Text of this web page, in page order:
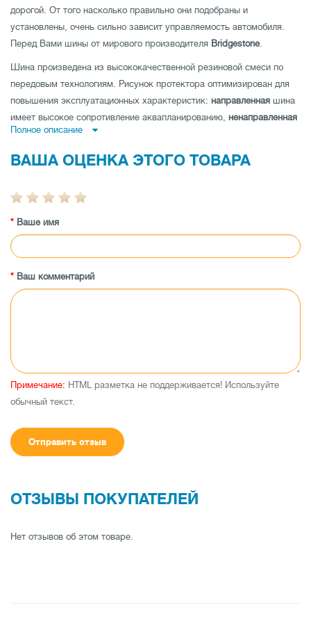
дорогой. От того насколько правильно они подобраны и
установлены, очень сильно зависит управляемость автомобиля.
Перед Вами шины от мирового производителя Bridgestone.
Шина произведена из высококачественной резиновой смеси по
передовым технологиям. Рисунок протектора оптимизирован для
повышения эксплуатационных характеристик: направленная шина
имеет высокое сопротивление аквапланированию, ненаправленная
шина- низкий уровень шума и отличные показатели устойчивости
отличную управляемость на мокрой, так и на сухой дороге.
Шина имеет высокую износоустойчивость, а также
нагрузки и скорости.
Заказывайте автошины Bridgestone Alenza 001 265/45 R21 108H XL
AO по выгодной цене в магазине tireland.com.ua.
Полное описание
ВАША ОЦЕНКА ЭТОГО ТОВАРА
Ваше имя
Ваш комментарий
Примечание: HTML разметка не поддерживается! Используйте
обычный текст.
Отправить отзыв
ОТЗЫВЫ ПОКУПАТЕЛЕЙ
Нет отзывов об этом товаре.